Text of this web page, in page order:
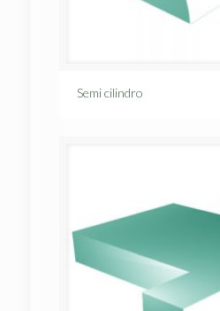
Semi cilindro